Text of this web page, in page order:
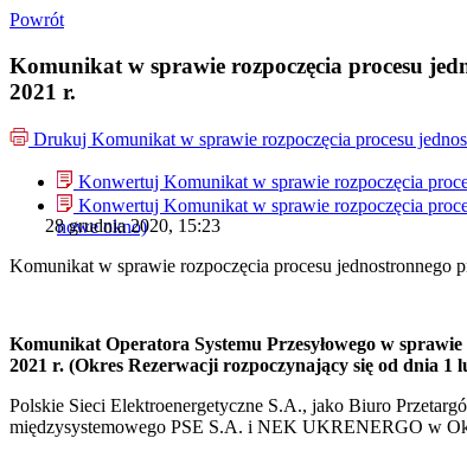
Powrót
Komunikat w sprawie rozpoczęcia procesu
2021 r.
Drukuj Komunikat w sprawie rozpoczęcia procesu
Konwertuj Komunikat w sprawie rozpoczęcia
Konwertuj Komunikat w sprawie rozpoczęcia
nowe okno)
28 grudnia 2020, 15:23
Komunikat w sprawie rozpoczęcia procesu jednostronnego
KomunikatOperatora Systemu Przesyłowego w
2021 r. (Okres Rezerwacji rozpoczynający się od dnia 1
Polskie Sieci Elektroenergetyczne S.A., jako Biuro
międzysystemowego PSE S.A. i NEK UKRENERGO w